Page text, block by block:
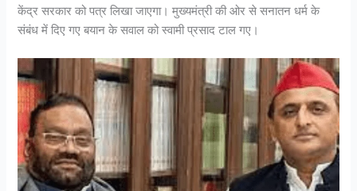
केंद्र सरकार को पत्र लिखा जाएगा। मुख्यमंत्री की ओर से सनातन धर्म के
संबंध में दिए गए बयान के सवाल को स्वामी प्रसाद टाल गए।